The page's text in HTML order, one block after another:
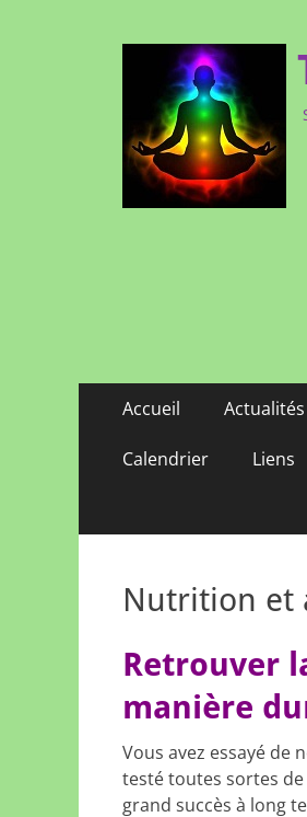
Menu
contenu
Accueil Actualités
Calendrier Liens
Nutrition et
Retrouver
manière
Vous avez essayé de
testé toutes sortes
grand succès à long